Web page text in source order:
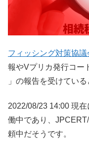
フィッシング対策協議
報やVプリカ発行コー
」の報告を受けてい
2022/08/23 14:00 現
働中であり、
頼中だそうです。